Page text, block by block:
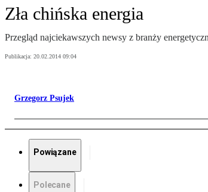
Zła chińska energia
Przegląd najciekawszych newsy z branży
Publikacja: 20.02.2014 09:04
Grzegorz Psujek
Powiązane
Polecane